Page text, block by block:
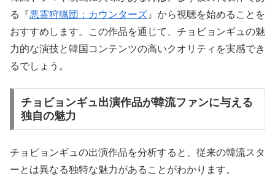
る『悪霊狩猟団：カウンターズ 』から視聴を始めることを
おすすめします。この作品を通じて、チョビョンギュの魅
力的な演技と韓国コンテンツの高いクオリティを実感でき
るでしょう。
チョビョンギュ出演作品が韓流ファンに与える
独自の魅力
チョビョンギュの出演作品を分析すると、従来の韓流スタ
ーとは異なる独特な魅力があることがわかります。